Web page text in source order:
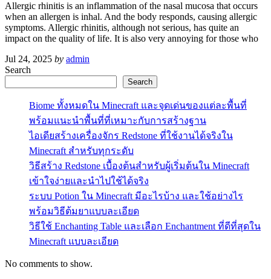
Allergic rhinitis is an inflammation of the nasal mucosa that occurs
when an allergen is inhal. And the body responds, causing allergic
symptoms. Allergic rhinitis, although not serious, has quite an
impact on the quality of life. It is also very annoying for those who
Jul 24, 2025 by admin
Search
Search
Biome ทั้งหมดใน Minecraft และจุดเด่นของแต่ละพื้นที่
พร้อมแนะนำพื้นที่ที่เหมาะกับการสร้างฐาน
ไอเดียสร้างเครื่องจักร Redstone ที่ใช้งานได้จริงใน
Minecraft สำหรับทุกระดับ
วิธีสร้าง Redstone เบื้องต้นสำหรับผู้เริ่มต้นใน Minecraft
เข้าใจง่ายและนำไปใช้ได้จริง
ระบบ Potion ใน Minecraft มีอะไรบ้าง และใช้อย่างไร
พร้อมวิธีต้มยาแบบละเอียด
วิธีใช้ Enchanting Table และเลือก Enchantment ที่ดีที่สุดใน
Minecraft แบบละเอียด
No comments to show.